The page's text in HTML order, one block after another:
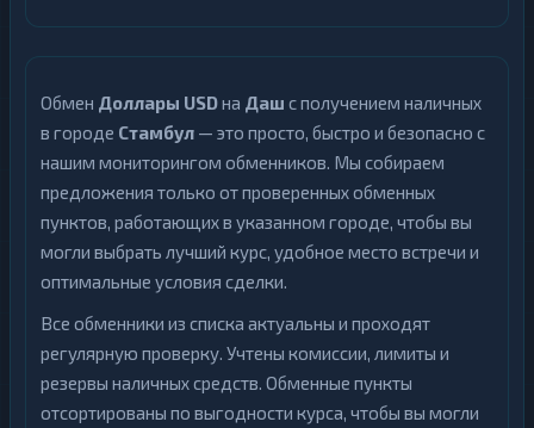
Обмен Доллары USDна Даш с получением наличных
в городе Стамбул — это просто, быстро и безопасно с
нашим мониторингом обменников. Мы собираем
предложения только от проверенных обменных
пунктов, работающих в указанном городе, чтобы вы
могли выбрать лучший курс, удобное место встречи и
оптимальные условия сделки.
Все обменники из списка актуальны и проходят
регулярную проверку. Учтены комиссии, лимиты и
резервы наличных средств. Обменные пункты
отсортированы по выгодности курса, чтобы вы могли